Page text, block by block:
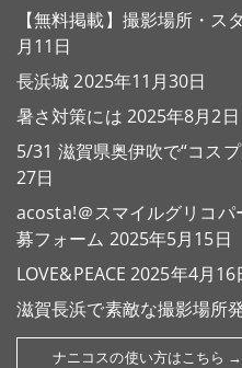
【無料掲載】撮影場所・ス
月11日
長浜城 2025年11月30日
暑さ対策には 2025年8月2日
5/31 滋賀県奥伊吹で“コス
27日
acosta!＠スマイルグリコ
募フォーム 2025年5月15日
LOVE&PEACE 2025年4月16
滋賀長浜で素敵な撮影場所
ナニコスの使い方はこちら →